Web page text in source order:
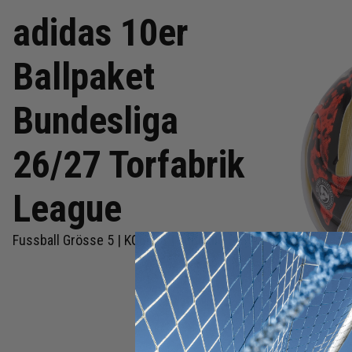
adidas 10er
Ballpaket
Bundesliga
26/27 Torfabrik
League
Fussball Grösse 5 | KG6038 | Fußbälle Set 10-teilig
Zum
Anfang
der